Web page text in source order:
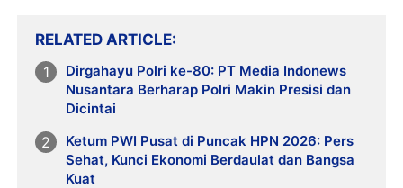
RELATED ARTICLE
Dirgahayu Polri ke-80: PT Media Indonews
Nusantara Berharap Polri Makin Presisi dan
Dicintai
Ketum PWI Pusat di Puncak HPN 2026: Pers
Sehat, Kunci Ekonomi Berdaulat dan Bangsa
Kuat